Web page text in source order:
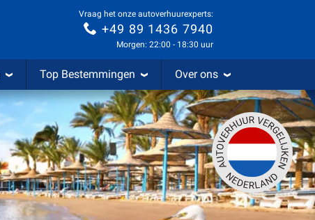
Vraag het onze autoverhuurexperts:
+49 89 1436 7940
Morgen: 22:00 - 18:30 uur
Top Bestemmingen Over ons